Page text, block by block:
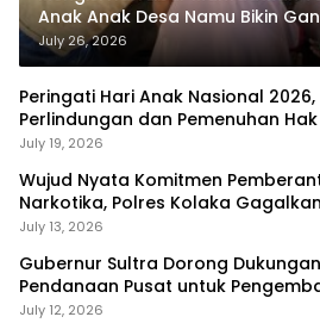
Anak Anak Desa Namu Bikin
Bernilai Ekonomi
July 26, 2026
Peringati Hari Anak Nasional
Perlindungan dan Pemenuhan Hak
July 19, 2026
Wujud Nyata Komitmen
Narkotika, Polres Kolaka
Sabu-Sabu
July 13, 2026
Gubernur Sultra Dorong
Pendanaan Pusat untuk
Liangkobhori
July 12, 2026